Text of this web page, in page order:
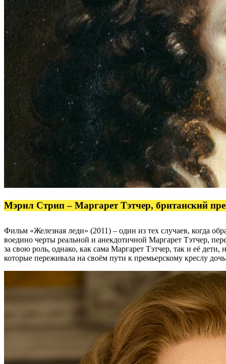
Мэрил Стрип – Маргарет Тэтчер, британский
Фильм «Железная леди» (2011) – один из тех случаев, когда
воедино черты реальной и анекдотичной Маргарет Тэтчер,
за свою роль, однако, как сама Маргарет Тэтчер, так и её
которые переживала на своём пути к премьерскому креслу